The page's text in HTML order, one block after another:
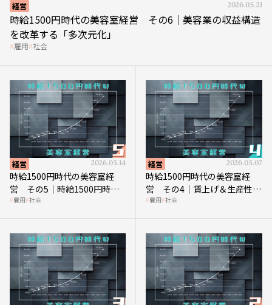
経営 2026.05.21
時給1500円時代の美容室経営 その6｜美容業の収益構造
を改革する「多次元化」
雇用 社会
経営 2026.05.14
時給1500円時代の美容室経
営 その5｜時給1500円時代
の到来は美容業の収益構造を
雇用 社会
経営 2026.05.07
時給1500円時代の美容室経
営 その4｜賃上げ＆生産性向
上につなげる賢い助成金活用
雇用 社会